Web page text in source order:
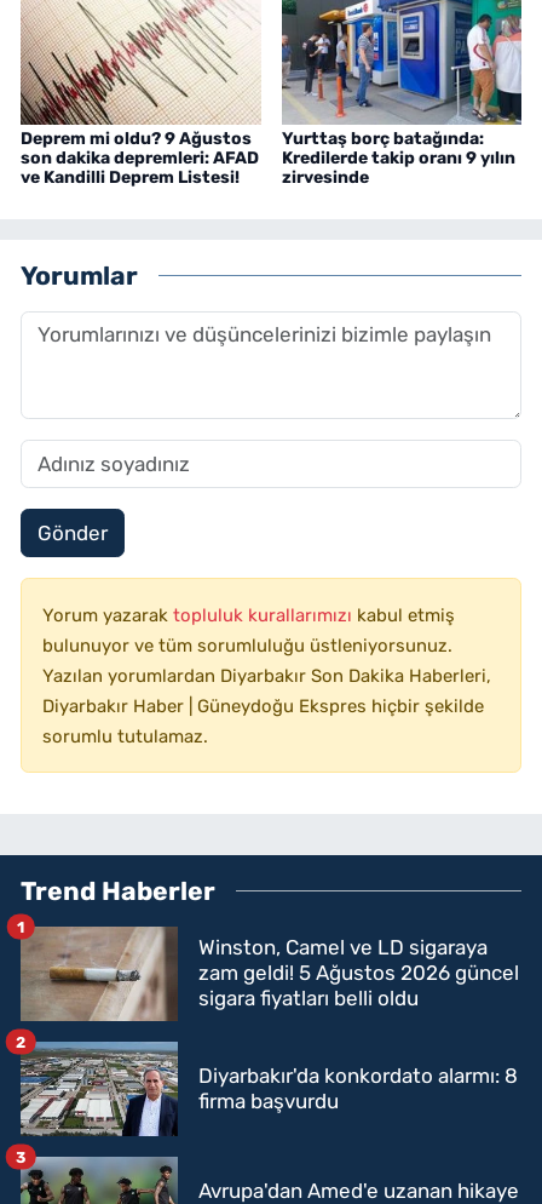
Deprem mi oldu? 9 Ağustos
son dakika depremleri: AFAD
ve Kandilli Deprem Listesi!
Yurttaş borç batağında:
Kredilerde takip oranı 9 yılın
zirvesinde
Yorumlar
Gönder
Yorum yazarak topluluk kurallarımızı kabul etmiş
bulunuyor ve tüm sorumluluğu üstleniyorsunuz.
Yazılan yorumlardan Diyarbakır Son Dakika Haberleri,
Diyarbakır Haber | Güneydoğu Ekspres hiçbir şekilde
sorumlu tutulamaz.
Trend Haberler
Winston, Camel ve LD sigaraya
zam geldi! 5 Ağustos 2026 güncel
sigara fiyatları belli oldu
1
Diyarbakır'da konkordato alarmı: 8
firma başvurdu
2
Avrupa'dan Amed'e uzanan hikaye
3